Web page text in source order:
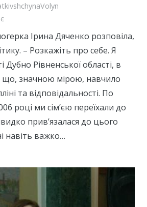
Ірина Дяченко розповіла,
– Розкажіть про себе. Я
Дубно Рівненської області, в
що, значною мірою, навчило
та відповідальності. По
році ми сім’єю переїхали до
прив’язалася до цього
навіть важко…